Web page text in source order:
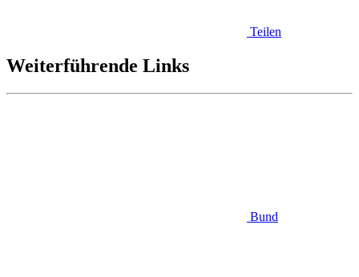
Teilen
Weiterführende Links
Bund